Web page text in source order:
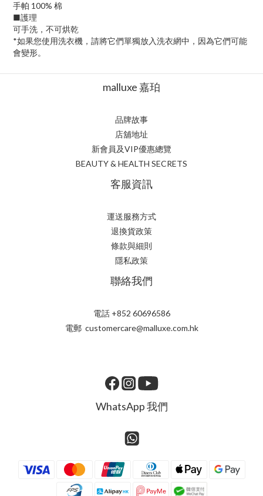
手帕 100% 棉
■護理
可手洗，不可烘乾
*如果您使用洗衣機，請將它們單獨放入洗衣網中，因為它們可能
會變形。
malluxe 嘉珀
品牌故事
店舖地址
新會員及VIP優惠總覽
BEAUTY & HEALTH SECRETS
客服資訊
運送服務方式
退換貨政策
條款與細則
隱私政策
聯絡我們
電話 +852 60696586
電郵 customercare@malluxe.com.hk
WhatsApp 我們